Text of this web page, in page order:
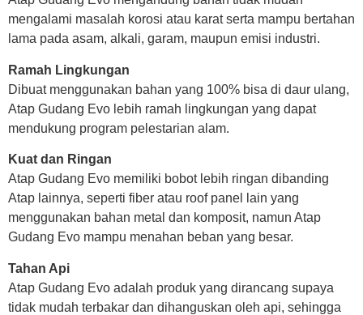
mengalami masalah korosi atau karat serta mampu bertahan
lama pada asam, alkali, garam, maupun emisi industri.
Ramah Lingkungan
Dibuat menggunakan bahan yang 100% bisa di daur ulang,
Atap Gudang Evo lebih ramah lingkungan yang dapat
mendukung program pelestarian alam.
Kuat dan Ringan
Atap Gudang Evo memiliki bobot lebih ringan dibanding
Atap lainnya, seperti fiber atau roof panel lain yang
menggunakan bahan metal dan komposit, namun Atap
Gudang Evo mampu menahan beban yang besar.
Tahan Api
Atap Gudang Evo adalah produk yang dirancang supaya
tidak mudah terbakar dan dihanguskan oleh api, sehingga